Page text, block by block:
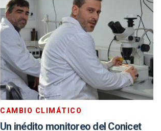
CAMBIO CLIMÁTICO
Un inédito monitoreo del Conicet